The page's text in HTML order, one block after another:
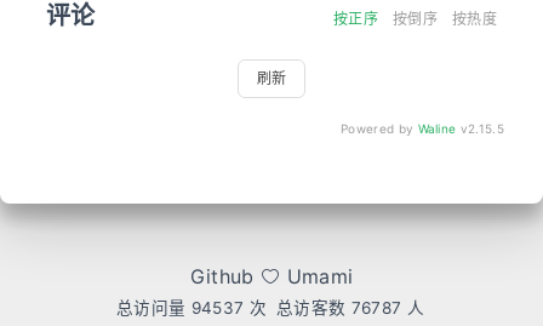
评论 按正序 按倒序 按热度
刷新
Powered by Waline v2.15.5
Github Umami
总访问量 94537 次 总访客数 76787 人